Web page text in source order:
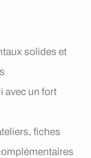
solides et
avec un fort
fiches